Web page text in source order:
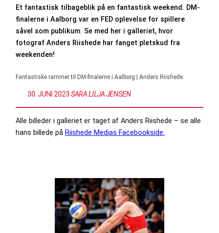
Et fantastisk tilbageblik på en fantastisk weekend. DM-
finalerne i Aalborg var en FED oplevelse for spillere
såvel som publikum. Se med her i galleriet, hvor
fotograf Anders Riishede har fanget pletskud fra
weekenden!
Fantastiske rammer til DM-finalerne i Aalborg | Anders Riishede
30. JUNI 2023:SARA LILJA JENSEN
Alle billeder i galleriet er taget af Anders Riishede – se alle
hans billede på Riishede Medias Facebookside.